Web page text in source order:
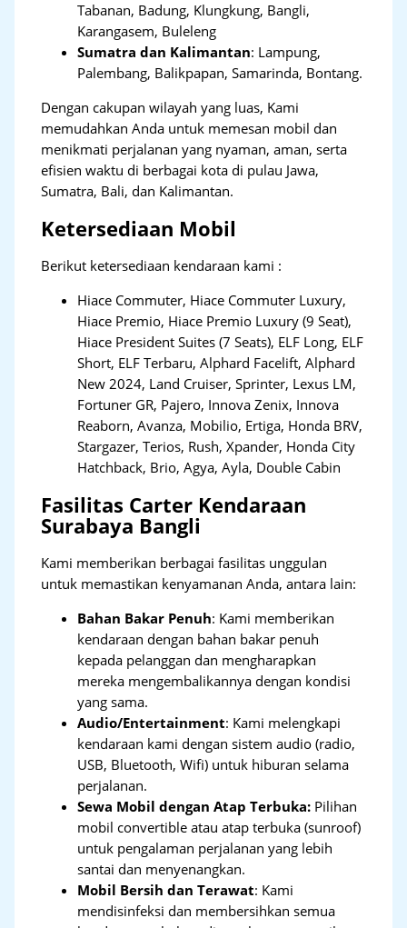
Tabanan, Badung, Klungkung, Bangli,
Karangasem, Buleleng
Sumatra dan Kalimantan: Lampung,
Palembang, Balikpapan, Samarinda, Bontang.
Dengan cakupan wilayah yang luas, Kami
memudahkan Anda untuk memesan mobil dan
menikmati perjalanan yang nyaman, aman, serta
efisien waktu di berbagai kota di pulau Jawa,
Sumatra, Bali, dan Kalimantan.
Ketersediaan Mobil
Berikut ketersediaan kendaraan kami :
Hiace Commuter, Hiace Commuter Luxury,
Hiace Premio, Hiace Premio Luxury (9 Seat),
Hiace President Suites (7 Seats), ELF Long, ELF
Short, ELF Terbaru, Alphard Facelift, Alphard
New 2024, Land Cruiser, Sprinter, Lexus LM,
Fortuner GR, Pajero, Innova Zenix, Innova
Reaborn, Avanza, Mobilio, Ertiga, Honda BRV,
Stargazer, Terios, Rush, Xpander, Honda City
Hatchback, Brio, Agya, Ayla, Double Cabin
Fasilitas Carter Kendaraan
Surabaya Bangli
Kami memberikan berbagai fasilitas unggulan
untuk memastikan kenyamanan Anda, antara lain:
Bahan Bakar Penuh: Kami memberikan
kendaraan dengan bahan bakar penuh
kepada pelanggan dan mengharapkan
mereka mengembalikannya dengan kondisi
yang sama.
Audio/Entertainment: Kami melengkapi
kendaraan kami dengan sistem audio (radio,
USB, Bluetooth, Wifi) untuk hiburan selama
perjalanan.
Sewa Mobil dengan Atap Terbuka: Pilihan
mobil convertible atau atap terbuka (sunroof)
untuk pengalaman perjalanan yang lebih
santai dan menyenangkan.
Mobil Bersih dan Terawat: Kami
mendisinfeksi dan membersihkan semua